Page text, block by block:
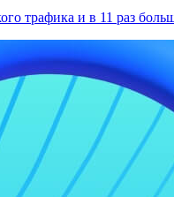
трафика и в 11 раз